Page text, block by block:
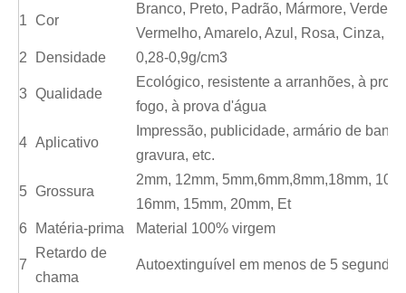
1 Cor
Branco, Preto, Padrão, Mármore, Verde,
Vermelho, Amarelo, Azul, Rosa, Cinza, Et
2
Densidade 0,28-0,9g/cm3
3 Qualidade
Ecológico, resistente a arranhões, à
fogo, à prova d'água
4 Aplicativo
Impressão, publicidade, armário de
gravura, etc.
5 Grossura
2mm, 12mm, 5mm,6mm,8mm,18mm,
16mm, 15mm, 20mm, Et
6
Matéria-prima Material 100% virgem
7
Retardo de
chama
Autoextinguível em menos de 5 segundos